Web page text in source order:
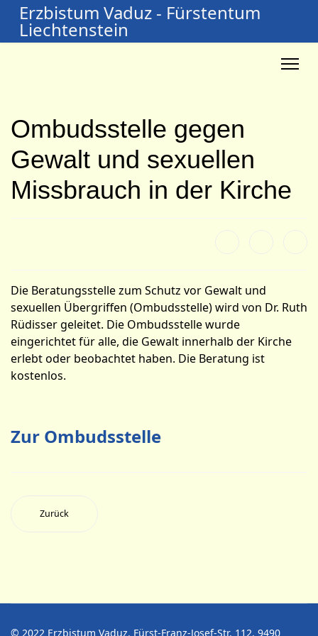
Erzbistum Vaduz - Fürstentum
Liechtenstein
Ombudsstelle gegen
Gewalt und sexuellen
Missbrauch in der Kirche
Die Beratungsstelle zum Schutz vor Gewalt und
sexuellen Übergriffen (Ombudsstelle) wird von Dr. Ruth
Rüdisser geleitet. Die Ombudsstelle wurde
eingerichtet für alle, die Gewalt innerhalb der Kirche
erlebt oder beobachtet haben. Die Beratung ist
kostenlos.
Zur Ombudsstelle
Zurück
© 2022 Erzbistum Vaduz. Fürst-Franz-Josef-Str. 112. 9490